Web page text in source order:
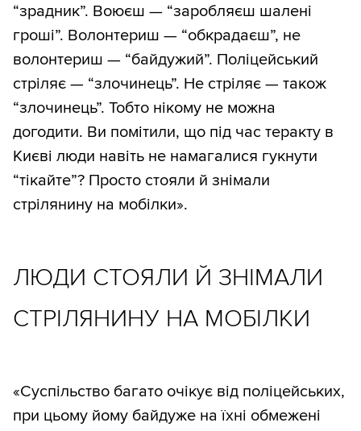
“зрадник”. Воюєш — “заробляєш шалені
гроші”. Волонтериш — “обкрадаєш”, не
волонтериш — “байдужий”. Поліцейський
стріляє — “злочинець”. Не стріляє — також
“злочинець”. Тобто нікому не можна
догодити. Ви помітили, що під час теракту в
Києві люди навіть не намагалися гукнути
“тікайте”? Просто стояли й знімали
стрілянину на мобілки».
ЛЮДИ СТОЯЛИ Й ЗНІМАЛИ
СТРІЛЯНИНУ НА МОБІЛКИ
«Суспільство багато очікує від поліцейських,
при цьому йому байдуже на їхні обмежені